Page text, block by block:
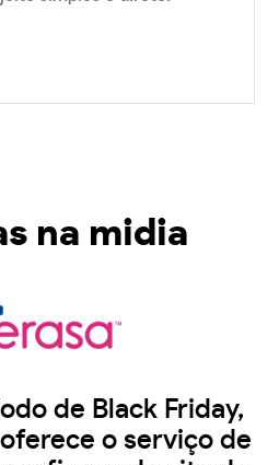
na midia
de Black Friday,
o serviço de